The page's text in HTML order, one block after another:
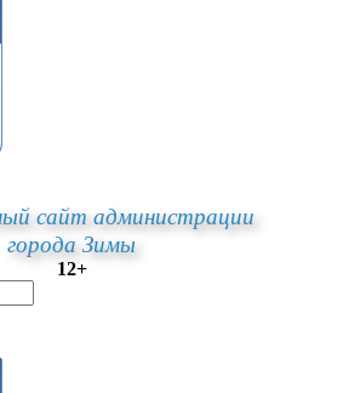
сайт администрации
города Зимы
12+